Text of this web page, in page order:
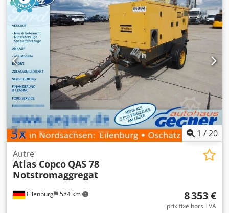
de la vitesse, nombre d’heures de fonctionnement : 9 035
h, poids : 271 kg. Une visite sur place est possible.
Chsdpfxozq Ec Ne Algoa
1 /20
Eilenburg 584 km
Autre
Atlas Copco QAS 78
Notstromaggregat
8 353 €
prix fixe hors TVA